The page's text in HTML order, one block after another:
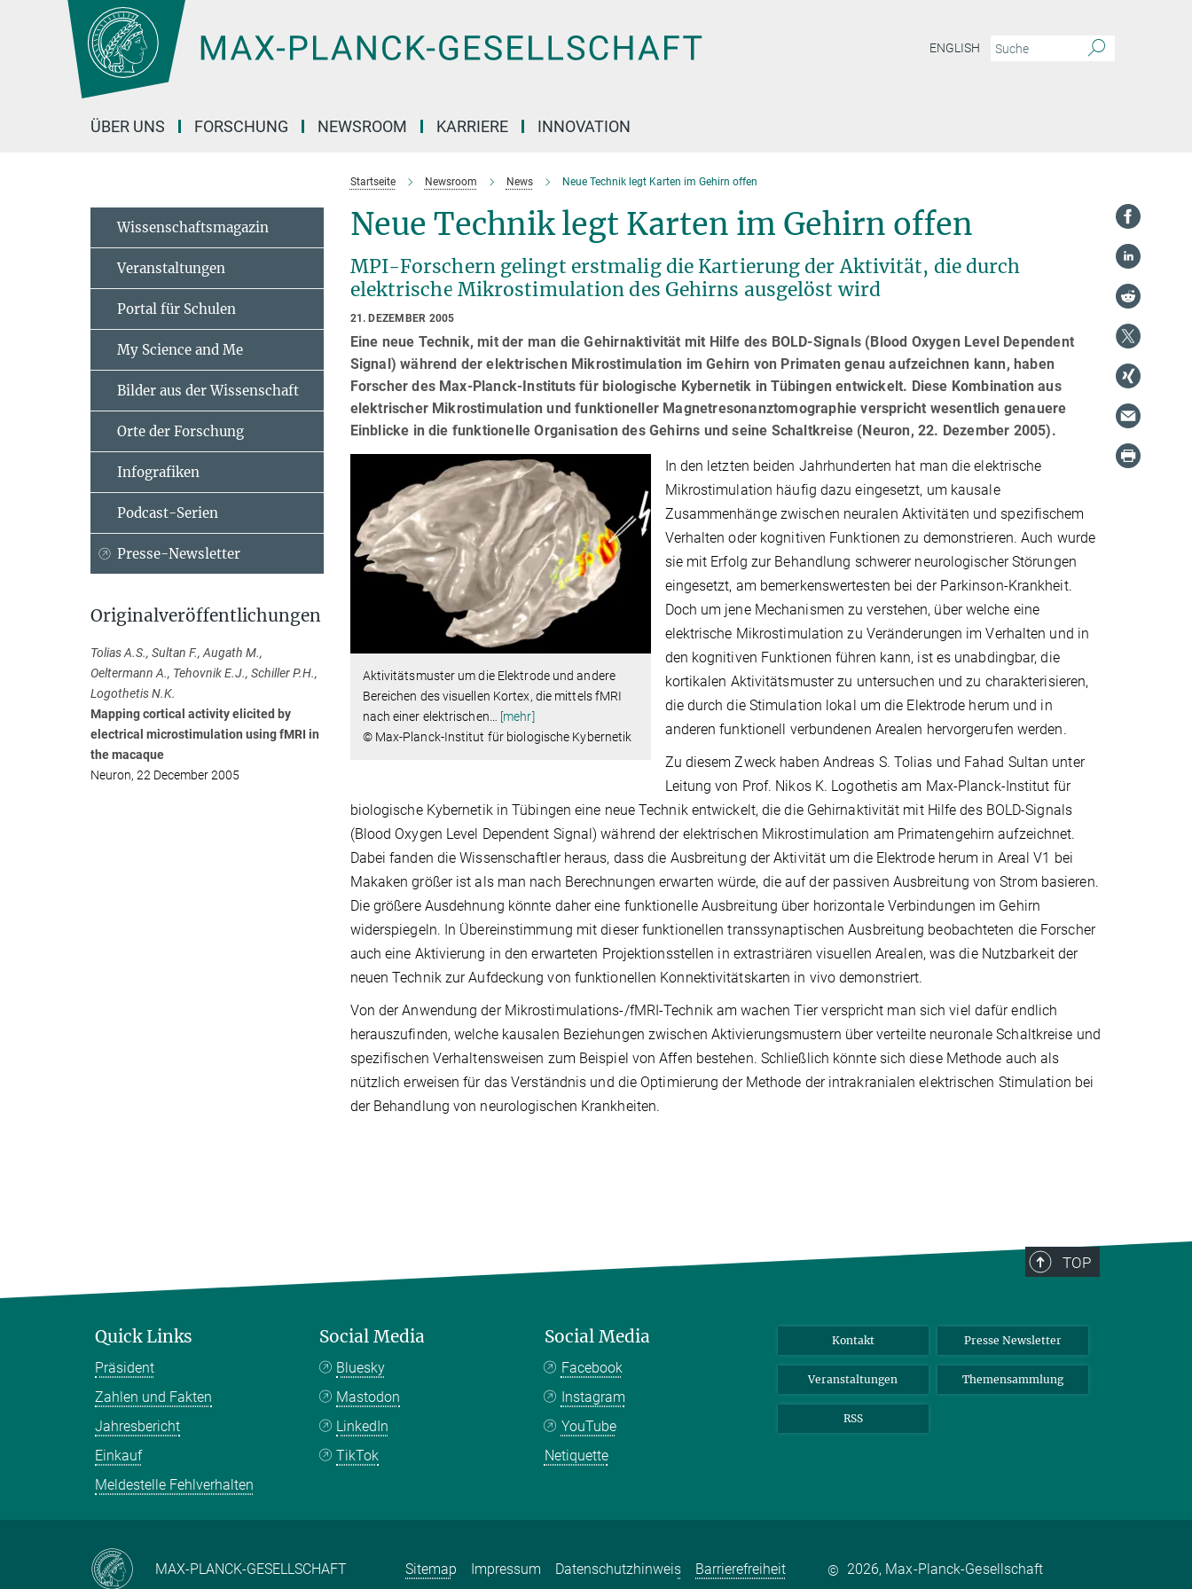
Hauptinhalt
ENGLISH
ÜBER UNS FORSCHUNG NEWSROOM KARRIERE INNOVATION
Startseite Newsroom News Neue Technik legt Karten im Gehirn offen
Neue Technik legt Karten im Gehirn offen
MPI-Forschern gelingt erstmalig die Kartierung der Aktivität, die durch
elektrische Mikrostimulation des Gehirns ausgelöst wird
21. DEZEMBER 2005
Eine neue Technik, mit der man die Gehirnaktivität mit Hilfe des BOLD-Signals (Blood Oxygen Level Dependent
Signal) während der elektrischen Mikrostimulation im Gehirn von Primaten genau aufzeichnen kann, haben
Forscher des Max-Planck-Instituts für biologische Kybernetik in Tübingen entwickelt. Diese Kombination aus
elektrischer Mikrostimulation und funktioneller Magnetresonanztomographie verspricht wesentlich genauere
Einblicke in die funktionelle Organisation des Gehirns und seine Schaltkreise (Neuron, 22. Dezember 2005).
Aktivitätsmuster um die Elektrode und andere
Bereichen des visuellen Kortex, die mittels fMRI
nach einer elektrischen… [mehr]
© Max-Planck-Institut für biologische Kybernetik
In den letzten beiden Jahrhunderten hat man die elektrische
Mikrostimulation häufig dazu eingesetzt, um kausale
Zusammenhänge zwischen neuralen Aktivitäten und spezifischem
Verhalten oder kognitiven Funktionen zu demonstrieren. Auch wurde
sie mit Erfolg zur Behandlung schwerer neurologischer Störungen
eingesetzt, am bemerkenswertesten bei der Parkinson-Krankheit.
Doch um jene Mechanismen zu verstehen, über welche eine
elektrische Mikrostimulation zu Veränderungen im Verhalten und in
den kognitiven Funktionen führen kann, ist es unabdingbar, die
kortikalen Aktivitätsmuster zu untersuchen und zu charakterisieren,
die durch die Stimulation lokal um die Elektrode herum und in
anderen funktionell verbundenen Arealen hervorgerufen werden.
Zu diesem Zweck haben Andreas S. Tolias und Fahad Sultan unter
Leitung von Prof. Nikos K. Logothetis am Max-Planck-Institut für
biologische Kybernetik in Tübingen eine neue Technik entwickelt, die die Gehirnaktivität mit Hilfe des BOLD-Signals
(Blood Oxygen Level Dependent Signal) während der elektrischen Mikrostimulation am Primatengehirn aufzeichnet.
Dabei fanden die Wissenschaftler heraus, dass die Ausbreitung der Aktivität um die Elektrode herum in Areal V1 bei
Makaken größer ist als man nach Berechnungen erwarten würde, die auf der passiven Ausbreitung von Strom basieren.
Die größere Ausdehnung könnte daher eine funktionelle Ausbreitung über horizontale Verbindungen im Gehirn
widerspiegeln. In Übereinstimmung mit dieser funktionellen transsynaptischen Ausbreitung beobachteten die Forscher
auch eine Aktivierung in den erwarteten Projektionsstellen in extrastriären visuellen Arealen, was die Nutzbarkeit der
neuen Technik zur Aufdeckung von funktionellen Konnektivitätskarten in vivo demonstriert.
Von der Anwendung der Mikrostimulations-/fMRI-Technik am wachen Tier verspricht man sich viel dafür endlich
herauszufinden, welche kausalen Beziehungen zwischen Aktivierungsmustern über verteilte neuronale Schaltkreise und
spezifischen Verhaltensweisen zum Beispiel von Affen bestehen. Schließlich könnte sich diese Methode auch als
nützlich erweisen für das Verständnis und die Optimierung der Methode der intrakranialen elektrischen Stimulation bei
der Behandlung von neurologischen Krankheiten.
Wissenschaftsmagazin
Veranstaltungen
Portal für Schulen
My Science and Me
Bilder aus der Wissenschaft
Orte der Forschung
Infografiken
Podcast-Serien
Presse-Newsletter
Originalveröffentlichungen
Tolias A.S., Sultan F., Augath M.,
Oeltermann A., Tehovnik E.J., Schiller P.H.,
Logothetis N.K.
Mapping cortical activity elicited by
electrical microstimulation using fMRI in
the macaque
Neuron, 22 December 2005
TOP
Quick Links
Präsident
Zahlen und Fakten
Jahresbericht
Einkauf
Meldestelle Fehlverhalten
Social Media
Bluesky
Mastodon
LinkedIn
TikTok
Social Media
Facebook
Instagram
YouTube
Netiquette
Kontakt Presse Newsletter
Veranstaltungen Themensammlung
RSS
MAX-PLANCK-GESELLSCHAFT Sitemap Impressum Datenschutzhinweis Barrierefreiheit © 2026, Max-Planck-Gesellschaft